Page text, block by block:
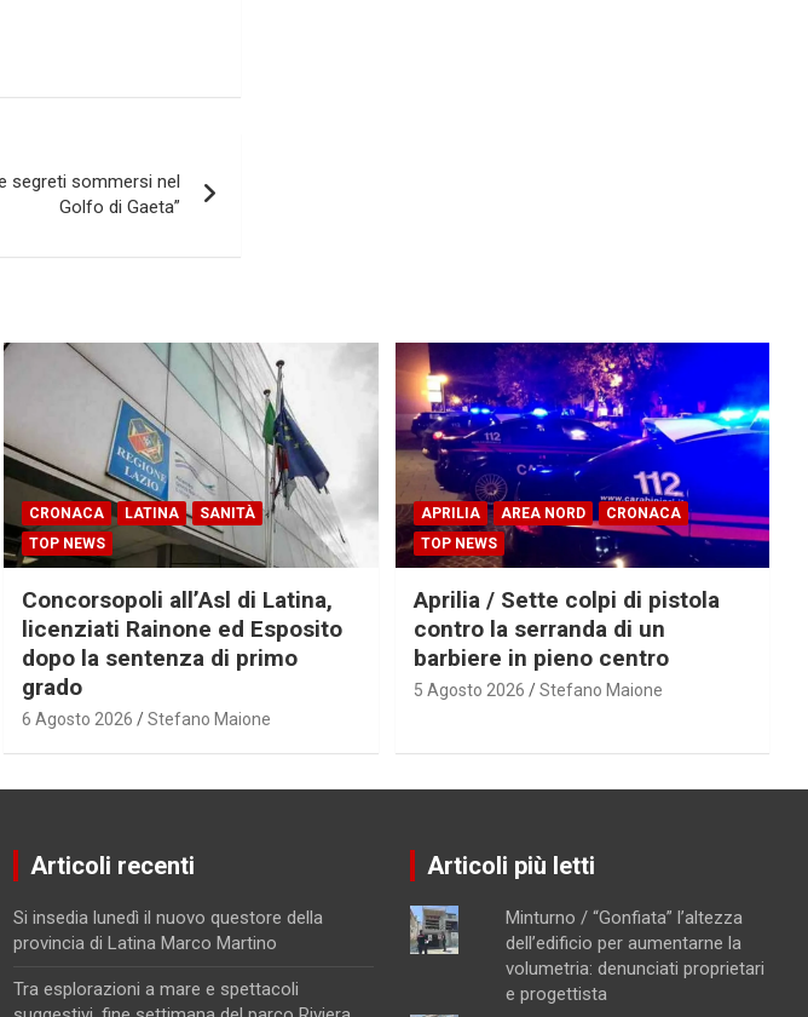
segreti sommersi nel
Golfo di Gaeta”
CRONACA LATINA
SANITÀ
TOP NEWS
Concorsopoli all’Asl di Latina,
licenziati Rainone ed Esposito
dopo la sentenza di primo
grado
6 Agosto 2026 Stefano Maione
APRILIA AREA NORD
CRONACA
TOP NEWS
Aprilia / Sette colpi di pistola
contro la serranda di un
barbiere in pieno centro
5 Agosto 2026 Stefano Maione
Articoli recenti
Si insedia lunedì il nuovo questore della
provincia di Latina Marco Martino
Tra esplorazioni a mare e spettacoli
Articoli più letti
Minturno / “Gonfiata” l’altezza
dell’edificio per aumentarne la
volumetria: denunciati proprietari
e progettista